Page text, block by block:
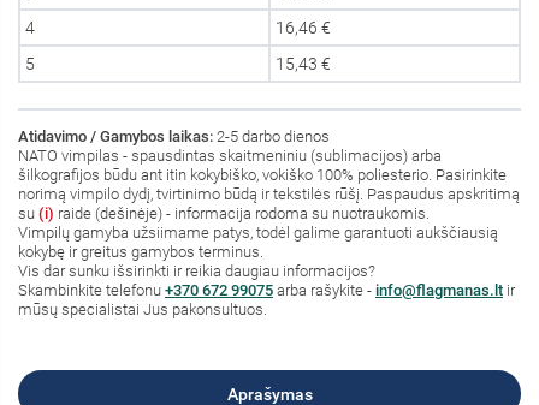
4
16,46 €
5
15,43 €
Atidavimo / Gamybos laikas: 2-5 darbo dienos
NATO vimpilas - spausdintas skaitmeniniu (sublimacijos) arba
šilkografijos būdu ant itin kokybiško, vokiško 100% poliesterio. Pasirinkite
norimą vimpilo dydį, tvirtinimo būdą ir tekstilės rūšį. Paspaudus apskritimą
su (i) raide (dešinėje) - informacija rodoma su nuotraukomis.
Vimpilų gamyba užsiimame patys, todėl galime garantuoti aukščiausią
kokybę ir greitus gamybos terminus.
Vis dar sunku išsirinkti ir reikia daugiau informacijos?
Skambinkite telefonu +370 672 99075 arba rašykite - info@flagmanas.lt ir
mūsų specialistai Jus pakonsultuos.
Aprašymas